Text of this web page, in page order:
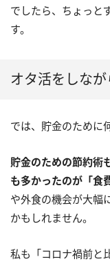
でしたら、ちょっと
す。
オタ活をしな
では、貯金のために
貯金のための節約術
も多かったのが「食
や外食の機会が大幅
かもしれません。
私も「コロナ禍前と